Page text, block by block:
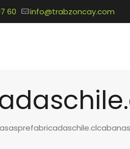
60 info@trabzoncay.com